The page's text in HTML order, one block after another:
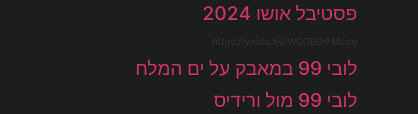
פסטיבל אושו 2024
https://youtu.be/WQGBGrFMcdg
לובי 99 במאבק על ים המלח
לובי 99 מול ורידיס